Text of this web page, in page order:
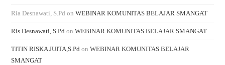
Ria Desnawati, S.Pd onWEBINAR KOMUNITAS BELAJAR SMANGAT
Ris Desnawati, S.Pd onWEBINAR KOMUNITAS BELAJAR SMANGAT
TITIN RISKA JUITA,S.Pd onWEBINAR KOMUNITAS BELAJAR
SMANGAT